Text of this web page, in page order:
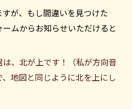
が、もし間違いを見つけた
ムからお知らせいただけると
、北が上です！（私が方向音
地図と同じように北を上にし